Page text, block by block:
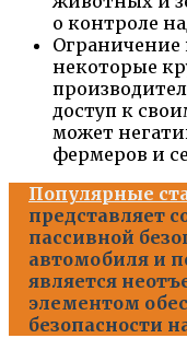
о контроле
Ограничение
некоторые
доступ к
может
фермеров и
Популярные
представляет
пассивной
автомобиля и
является
элементом
безопасности